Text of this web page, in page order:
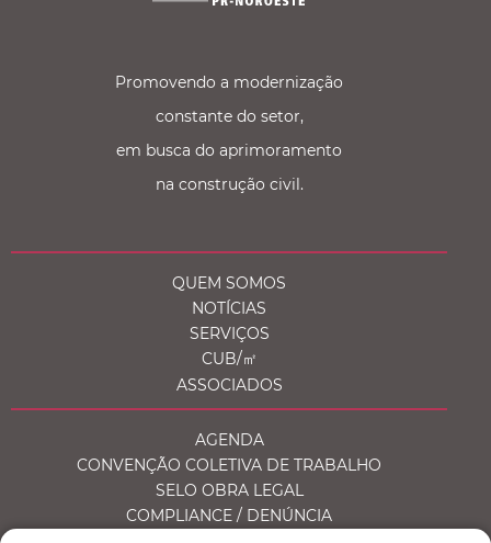
Promovendo a modernização
constante do setor,
em busca do aprimoramento
na construção civil.
QUEM SOMOS
NOTÍCIAS
SERVIÇOS
CUB/㎡
ASSOCIADOS
AGENDA
CONVENÇÃO COLETIVA DE TRABALHO
SELO OBRA LEGAL
COMPLIANCE / DENÚNCIA